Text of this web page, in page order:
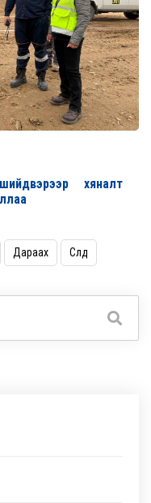
хяналт
Дараах Сүүлд